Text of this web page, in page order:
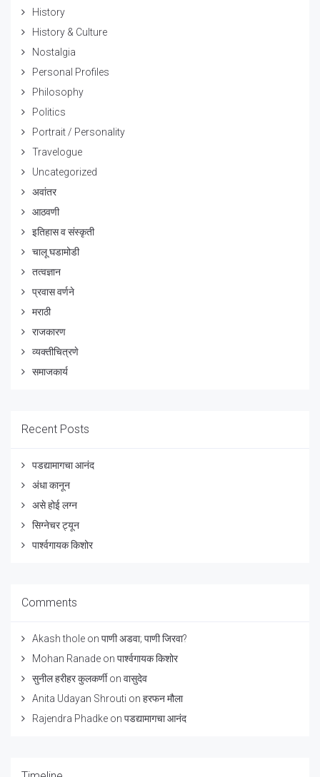
History
History & Culture
Nostalgia
Personal Profiles
Philosophy
Politics
Portrait / Personality
Travelogue
Uncategorized
अवांतर
आठवणी
इतिहास व संस्कृती
चालू घडामोडी
तत्वज्ञान
प्रवास वर्णने
मराठी
राजकारण
व्यक्तीचित्रणे
समाजकार्य
Recent Posts
पडद्यामागचा आनंद
अंधा कानून
असे होई लग्न
सिग्नेचर ट्यून
पार्श्वगायक किशोर
Comments
Akash thole on पाणी अडवा; पाणी जिरवा?
Mohan Ranade on पार्श्वगायक किशोर
सुनील हरीहर कुलकर्णीon वासुदेव
Anita Udayan Shrouti on हरफन मौला
Rajendra Phadke on पडद्यामागचा आनंद